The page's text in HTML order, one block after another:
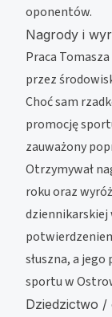
oponentów.
Nagrody i
Praca
przez
Choć sam
promocję
zauważony
Otrzymywał
roku oraz
dziennikarskiej
słuszna, a
sportu w
Dziedzictwo